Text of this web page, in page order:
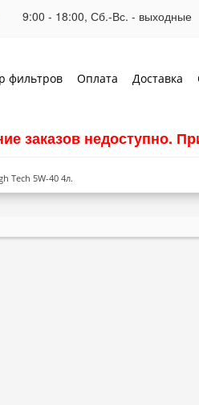
9:00 - 18:00, Сб.-Вс. - выходные
фильтров Оплата Доставка
заказов недоступно.
Tech 5W-40 4л.